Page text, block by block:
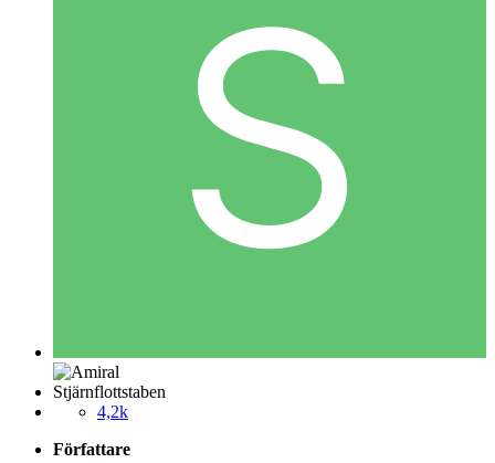
Stjärnflottstaben
4,2k
Författare